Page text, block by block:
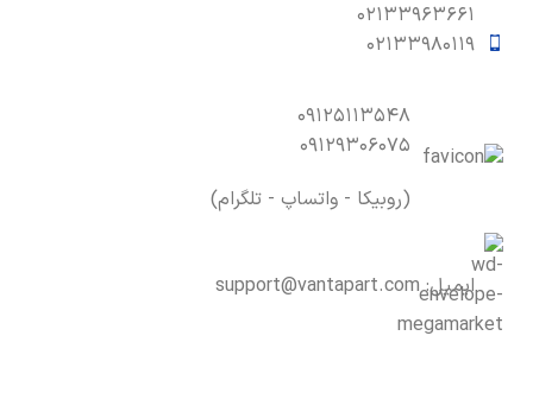
۰۲۱۳۳۹۶۳۶۶۱
۰۲۱۳۳۹۸۰۱۱۹
۰۹۱۲۵۱۱۳۵۴۸
۰۹۱۲۹۳۰۶۰۷۵
(روبیکا - واتساپ - تلگرام)
ایمیل:support@vantapart.com